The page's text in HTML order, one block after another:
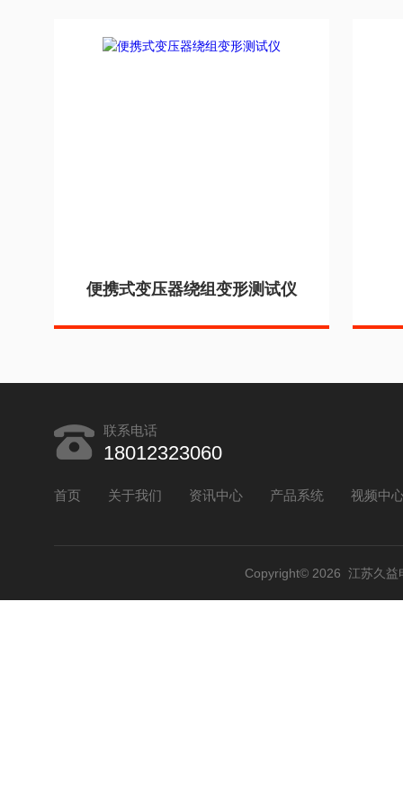
便携式变压器绕组变形测试仪
联系电话
18012323060
首页 关于我们 资讯中心 产品系统 视频中
Copyright© 2026 江苏久